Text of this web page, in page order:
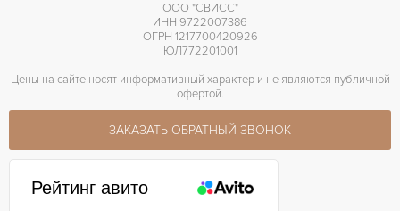
ООО "СВИСС"
ИНН 9722007386
ОГРН 1217700420926
ЮЛ772201001
Цены на сайте носят информативный характер и не являются публичной
офертой.
ЗАКАЗАТЬ ОБРАТНЫЙ ЗВОНОК
Рейтинг авито